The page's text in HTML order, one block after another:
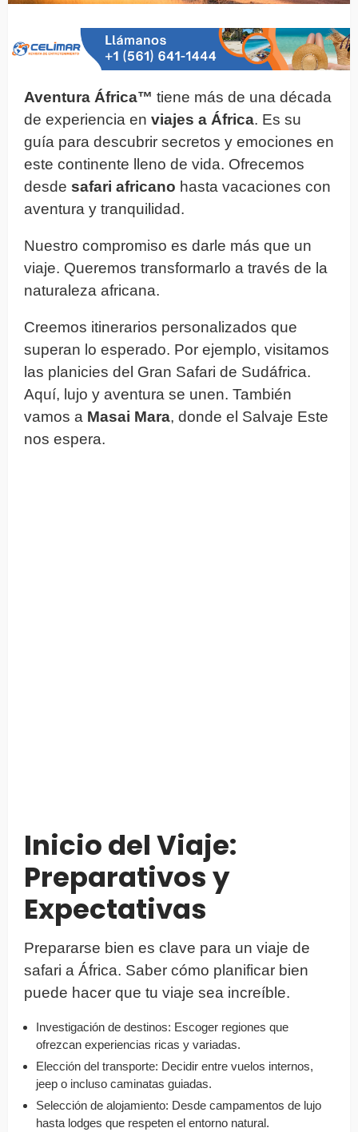
Aventura África™ tiene más de una década
de experiencia en viajes a África. Es su
guía para descubrir secretos y emociones en
este continente lleno de vida. Ofrecemos
desde safari africano hasta vacaciones con
aventura y tranquilidad.
Nuestro compromiso es darle más que un
viaje. Queremos transformarlo a través de la
naturaleza africana.
Creemos itinerarios personalizados que
superan lo esperado. Por ejemplo, visitamos
las planicies del Gran Safari de Sudáfrica.
Aquí, lujo y aventura se unen. También
vamos a Masai Mara, donde el Salvaje Este
nos espera.
Inicio del Viaje:
Preparativos y
Expectativas
Prepararse bien es clave para un viaje de
safari a África. Saber cómo planificar bien
puede hacer que tu viaje sea increíble.
Investigación de destinos: Escoger regiones que
ofrezcan experiencias ricas y variadas.
Elección del transporte: Decidir entre vuelos internos,
jeep o incluso caminatas guiadas.
Selección de alojamiento: Desde campamentos de lujo
hasta lodges que respeten el entorno natural.